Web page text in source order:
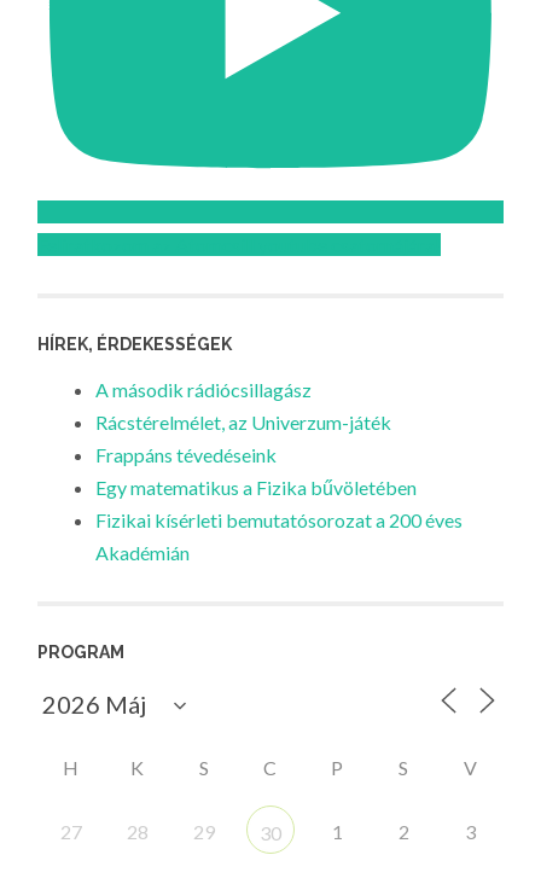
HÍREK, ÉRDEKESSÉGEK
A második rádiócsillagász
Rácstérelmélet, az Univerzum-játék
Frappáns tévedéseink
Egy matematikus a Fizika bűvöletében
Fizikai kísérleti bemutatósorozat a 200 éves
Akadémián
PROGRAM
H K S C P S V
27 28 29 30 1 2 3